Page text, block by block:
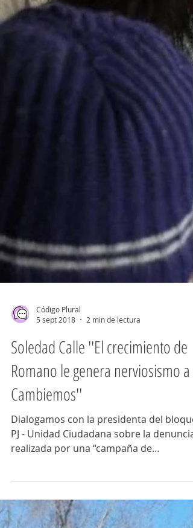
Código Plural
5 sept 2018
2 min de lectura
Romano le genera nerviosismo a
Cambiemos''